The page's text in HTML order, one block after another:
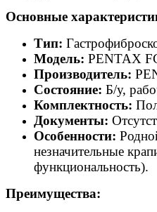
Основные
Тип:
Модель: PENTAX
Производитель:
Состояние: Б/у,
Комплектность:
Документы:
Особенности:
незначительные
функциональность).
Преимущества: